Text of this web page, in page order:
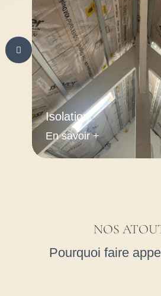
Isolation
En savoir +
NOS
Pourquoi faire